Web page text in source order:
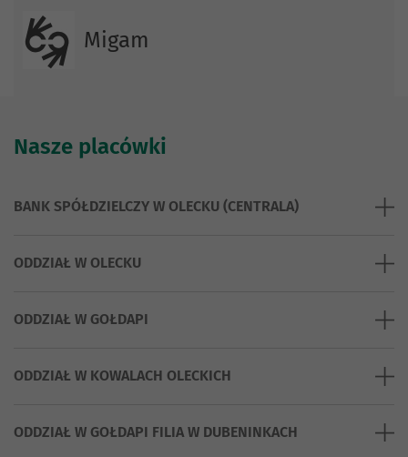
Migam
Nasze placówki
BANK SPÓŁDZIELCZY W OLECKU (CENTRALA)
ODDZIAŁ W OLECKU
ODDZIAŁ W GOŁDAPI
ODDZIAŁ W KOWALACH OLECKICH
ODDZIAŁ W GOŁDAPI FILIA W DUBENINKACH